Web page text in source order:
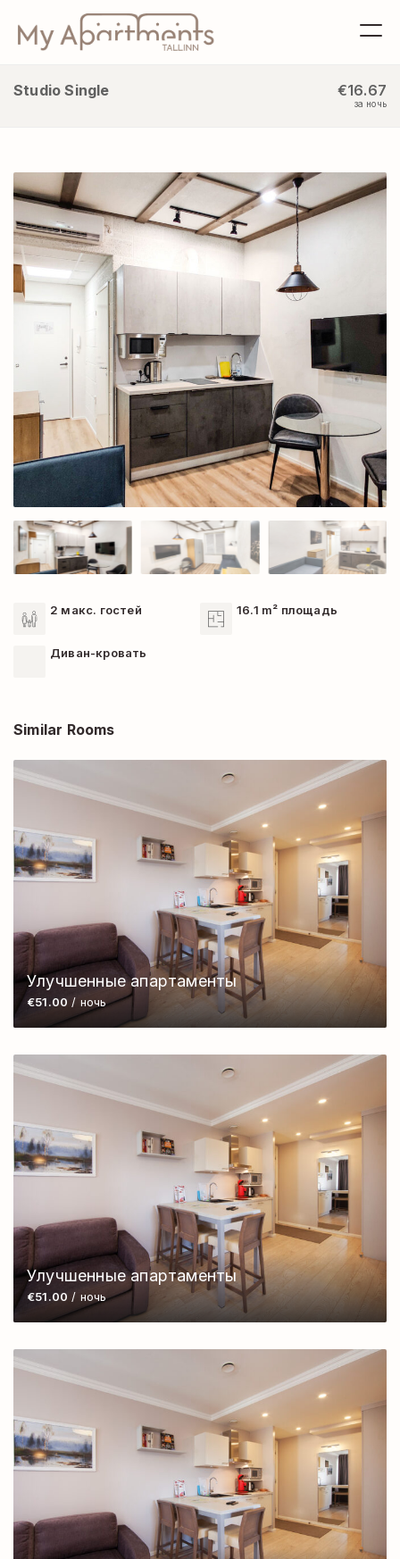
Studio Single €16.67
за ночь
2 макс. гостей 16.1 m² площадь
Диван-кровать
Similar Rooms
Улучшенные апартаменты
€51.00 / ночь
Улучшенные апартаменты
€51.00 / ночь